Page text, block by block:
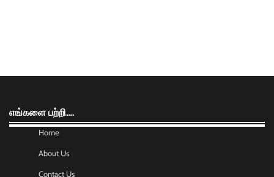
எங்களை பற்றி….
Home
About Us
Contact Us